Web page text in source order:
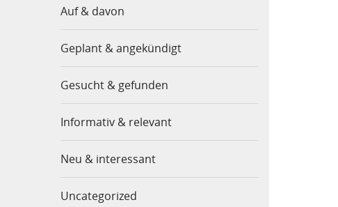
Auf & davon
Geplant & angekündigt
Gesucht & gefunden
Informativ & relevant
Neu & interessant
Uncategorized